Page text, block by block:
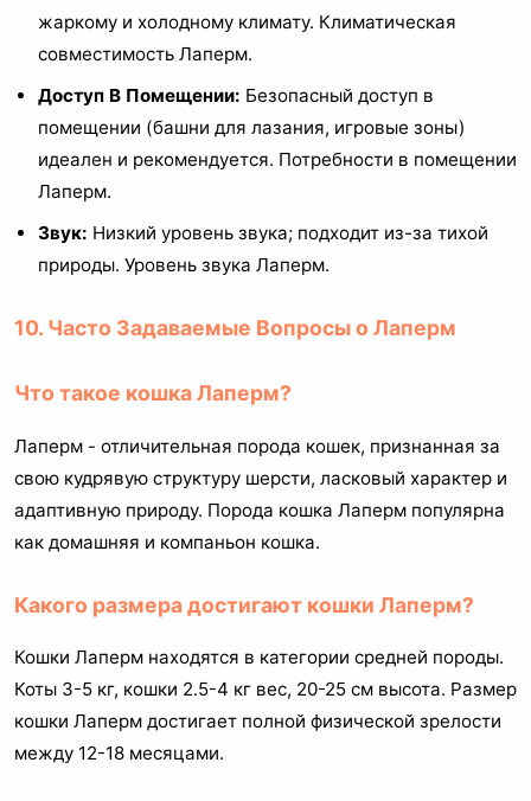
жаркому и холодному климату. Климатическая
совместимость Лаперм.
Доступ В Помещении: Безопасный доступ в
помещении (башни для лазания, игровые зоны)
идеален и рекомендуется. Потребности в помещении
Лаперм.
Звук: Низкий уровень звука; подходит из-за тихой
природы. Уровень звука Лаперм.
10. Часто Задаваемые Вопросы о Лаперм
Что такое кошка Лаперм?
Лаперм - отличительная порода кошек, признанная за
свою кудрявую структуру шерсти, ласковый характер и
адаптивную природу. Порода кошка Лаперм популярна
как домашняя и компаньон кошка.
Какого размера достигают кошки Лаперм?
Кошки Лаперм находятся в категории средней породы.
Коты 3-5 кг, кошки 2.5-4 кг вес, 20-25 см высота. Размер
кошки Лаперм достигает полной физической зрелости
между 12-18 месяцами.